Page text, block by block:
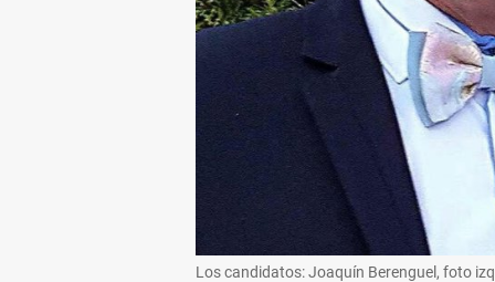
Los candidatos: Joaquín Berenguel, foto